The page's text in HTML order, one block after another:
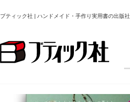
ブティック社 | ハンドメイド・手作り実用書の出版社